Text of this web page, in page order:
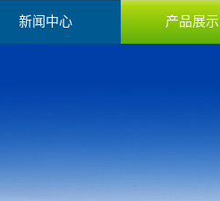
新闻中心 产品展示